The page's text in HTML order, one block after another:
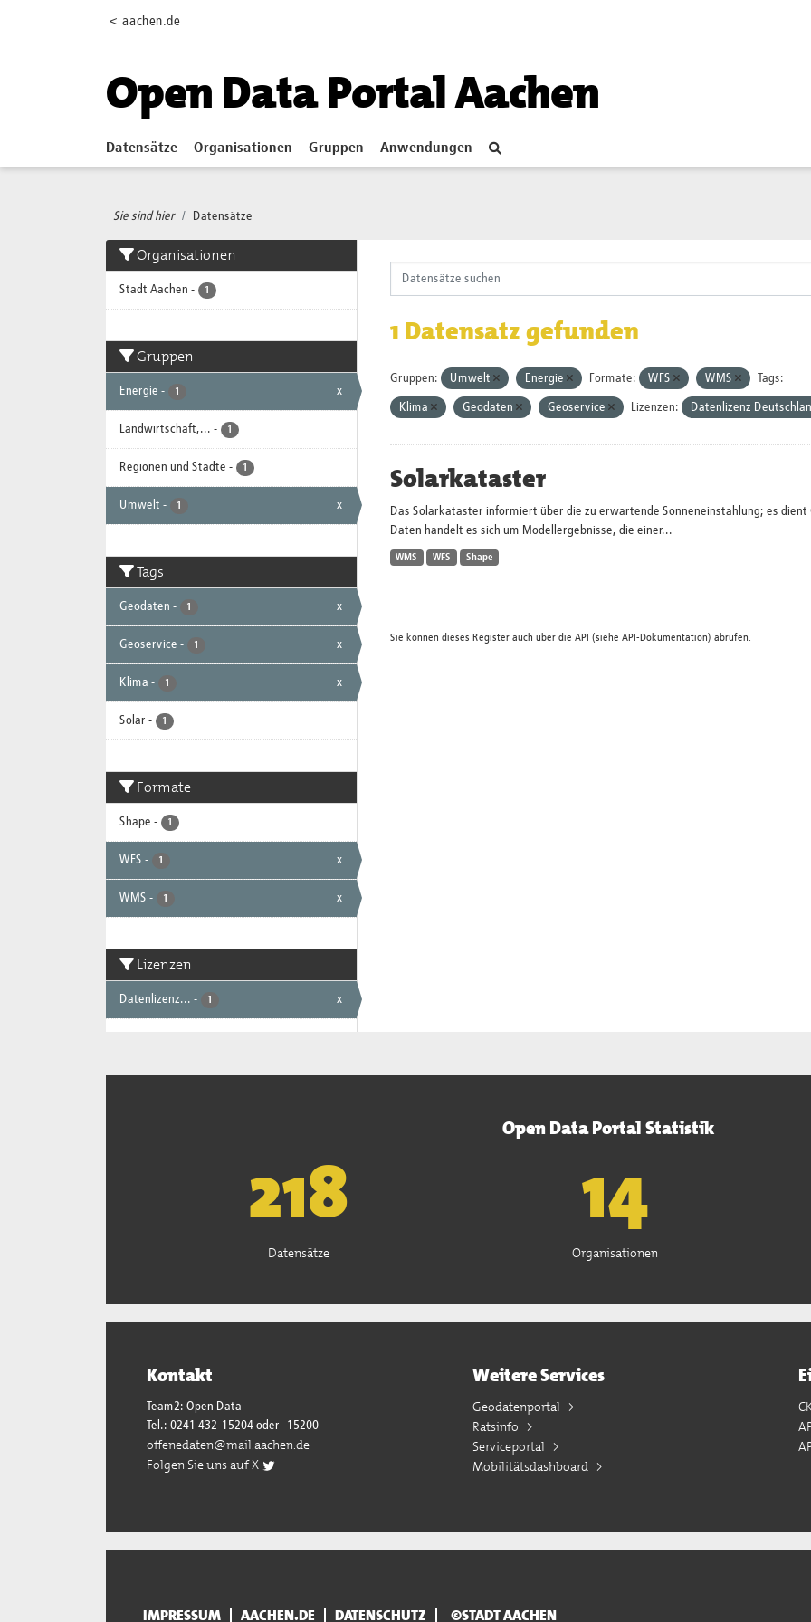
< aachen.de
Open Data Portal Aachen
Datensätze Organisationen Gruppen Anwendungen
Sie sind hier Datensätze
Organisationen
Stadt Aachen - 1
Gruppen
Energie - 1 x
Landwirtschaft,... - 1
Regionen und Städte - 1
Umwelt - 1 x
Tags
Geodaten - 1 x
Geoservice - 1 x
Klima - 1 x
Solar - 1
Formate
Shape - 1
WFS - 1 x
WMS - 1 x
Lizenzen
Datenlizenz... - 1 x
1 Datensatz gefunden
Gruppen: Umwelt Energie Formate: WFS WMS Tags:
Klima Geodaten Geoservice Lizenzen: Datenlizenz
Solarkataster
Das Solarkataster informiert über die zu erwartende Sonneneinstahlung; es
Daten handelt es sich um Modellergebnisse, die einer...
WMS WFS Shape
Sie können dieses Register auch über die API (siehe API-Dokumentation) abrufen.
Open Data Portal Statistik
222
Datensätze
15
Organisationen
Kontakt
Team2: Open Data
Tel.: 0241 432-15204 oder -15200
offenedaten@mail.aachen.de
Folgen Sie uns auf X
Weitere Services
Geodatenportal
Ratsinfo
Serviceportal
Mobilitätsdashboard
IMPRESSUM AACHEN.DE DATENSCHUTZ ©STADT AACHEN